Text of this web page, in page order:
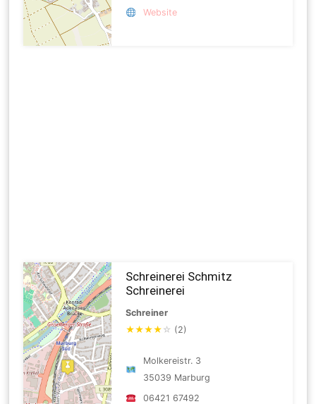
Website
Schreinerei Schmitz
Schreinerei
Schreiner
★★★★ ☆ (2)
Molkereistr. 3
35039 Marburg
06421 67492